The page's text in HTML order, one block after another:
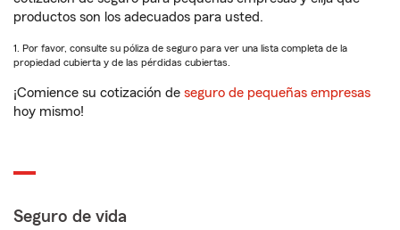
productos son los adecuados para usted.
1. Por favor, consulte su póliza de seguro para ver una lista completa de la
propiedad cubierta y de las pérdidas cubiertas.
¡Comience su cotización de seguro de pequeñas empresas
hoy mismo!
Seguro de vida